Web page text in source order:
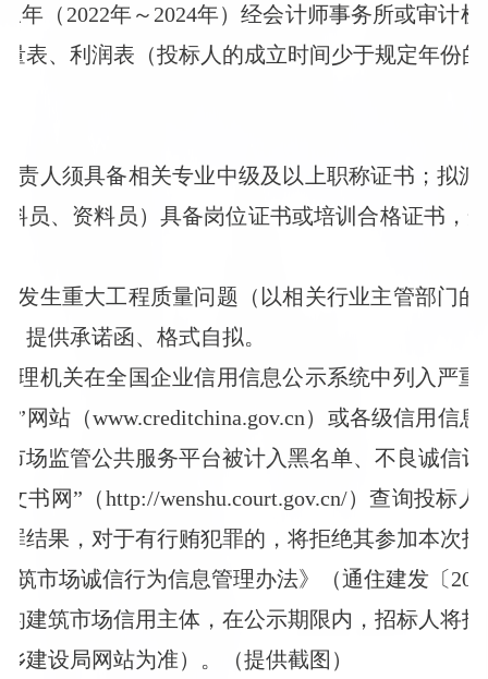
年（2022年～2024年）经会计师事务所或审计
表、利润表（投标人的成立时间少于规定年份
责人须具备相关专业中级及以上职称证书；拟
员、资料员）具备岗位证书或培训合格证书，
发生重大工程质量问题（以相关行业主管部门
提供承诺函、格式自拟。
理机关在全国企业信用信息公示系统中列入严
”网站（www.creditchina.gov.cn）或各级信用信
场监管公共服务平台被计入黑名单、不良诚信
书网”（http://wenshu.court.gov.cn/）查询投标
结果，对于有行贿犯罪的，将拒绝其参加本次
筑市场诚信行为信息管理办法》（通住建发〔
建筑市场信用主体，在公示期限内，招标人将
建设局网站为准）。（提供截图）